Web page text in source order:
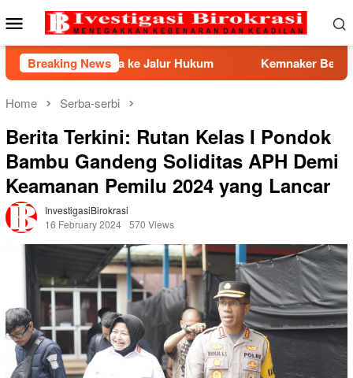
to
Mobile
Menu
Breaking News
ke Jalur Hukum Kemnaker Berhasil Mediasi
Home Serba-serbi
Berita Terkini: Rutan Kelas I Pondok
Bambu Gandeng Soliditas APH Demi
Keamanan Pemilu 2024 yang Lancar
InvestigasiBirokrasi
16 February 2024 570 Views